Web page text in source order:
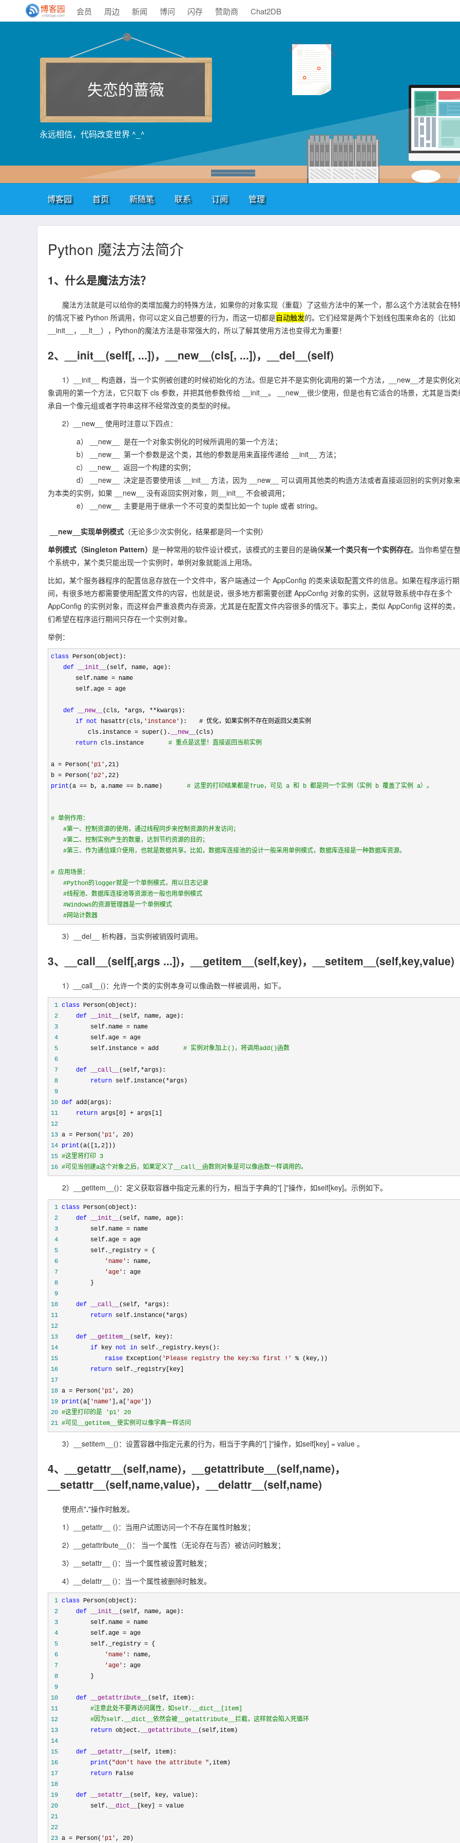
会员 周边 新闻 博问 闪存 赞助商 Chat2DB
失恋的蔷薇
永远相信，代码改变世界 ^_^
博客园 首页 新随笔 联系 订阅 管理
Python 魔法方法简介
1、什么是魔法方法？
魔法方法就是可以给你的类增加魔力的特殊方法，如果你的对象实现（重载）了这些方法中的某一个，那么这个方法就会在特
的情况下被 Python 所调用，你可以定义自己想要的行为，而这一切都是自动触发的。它们经常是两个下划线包围来命名的（比如
__init__，__lt__），Python的魔法方法是非常强大的，所以了解其使用方法也变得尤为重要！
2、__init__(self[, ...])，__new__(cls[, ...])，__del__(self)
1）__init__ 构造器，当一个实例被创建的时候初始化的方法。但是它并不是实例化调用的第一个方法，__new__才是实例化
象调用的第一个方法，它只取下 cls 参数，并把其他参数传给 __init__。 __new__很少使用，但是也有它适合的场景，尤其是当类
承自一个像元组或者字符串这样不经常改变的类型的时候。
2）__new__ 使用时注意以下四点：
a） __new__ 是在一个对象实例化的时候所调用的第一个方法；
b） __new__ 第一个参数是这个类，其他的参数是用来直接传递给 __init__ 方法；
c） __new__ 返回一个构建的实例；
d） __new__ 决定是否要使用该 __init__ 方法，因为 __new__ 可以调用其他类的构造方法或者直接返回别的实例对象
为本类的实例，如果 __new__ 没有返回实例对象，则__init__ 不会被调用；
e） __new__ 主要是用于继承一个不可变的类型比如一个 tuple 或者 string。
__new__实现单例模式 （无论多少次实例化，结果都是同一个实例）
单例模式（Singleton Pattern） 是一种常用的软件设计模式，该模式的主要目的是确保某一个类只有一个实例存在。当你希望在
个系统中，某个类只能出现一个实例时，单例对象就能派上用场。
比如，某个服务器程序的配置信息存放在一个文件中，客户端通过一个 AppConfig 的类来读取配置文件的信息。如果在程序运行期
间，有很多地方都需要使用配置文件的内容，也就是说，很多地方都需要创建 AppConfig 对象的实例，这就导致系统中存在多个
AppConfig 的实例对象，而这样会严重浪费内存资源，尤其是在配置文件内容很多的情况下。事实上，类似 AppConfig 这样的类
们希望在程序运行期间只存在一个实例对象。
举例：
class Person(object):
def
__init__
(self, name, age):
self.name = name
self.age = age
def __new__ (cls, *args, **kwargs):
if not hasattr(cls, 'instance ' ):　　# 优化，如果实例不存在则返回父类实例
cls.instance = super(). __new__
(cls)
return cls.instance # 重点是这里！直接返回当前实例
a = Person( ' p1 ' ,21 )
b = Person( ' p2 ' ,22
print (a == b, a.name == b.name) # 这里的打印结果都是True，可见 a 和 b 都是同一个实例（实例 b 覆盖了实例 a）。
# 单例作用：
#第一、控制资源的使用，通过线程同步来控制资源的并发访问；
#第二、控制实例产生的数量，达到节约资源的目的；
#第三、作为通信媒介使用，也就是数据共享。比如，数据库连接池的设计一般采用单例模式，数据库连接是一种数据库资源。
# 应用场景：
#Python的logger就是一个单例模式，用以日志记录
#线程池、数据库连接池等资源池一般也用单例模式
#Windows的资源管理器是一个单例模式
#网站计数器
3）__del__ 析构器，当实例被销毁时调用。
3、__call__(self[,args ...])，__getitem__(self,key)，__setitem__(self,key,value)
1）__call__()：允许一个类的实例本身可以像函数一样被调用，如下。
1 class
2
def __init__
3
         self.name =
4
         self.age =
5
         self.instance =
add
6
7
def __call__ (self,*
8
return self.instance(*
9
10 def
11
return args[0] + args[1
12
13 a = Person( ' p1 ' , 20
14 print (a([1,2
15 #这里将打印 3
16 #可见当创建a这个对象之后，如果定义了__call__函数则对象是可以像函数一样调用的。
2）__getitem__()：定义获取容器中指定元素的行为，相当于字典的"[ ]"操作，如self[key]。示例如下。
1 class
2
def __init__
3
         self.name =
4
         self.age =
5
         self._registry =
6
' name '
7
'age '
8
9
10
def __call__ (self, *
11
return self.instance(*
12
13
def __getitem__
14
if key not in
15
raise Exception( ' Please registry the key:%s first ! ' %
16
return
17
18 a = Person( ' p1 ' , 20
19 print (a[ ' name ' ],a[ 'age '
20 #这里打印的是 'p1' 20
21 #可见__getitem__使实例可以像字典一样访问
3）__setitem__()：设置容器中指定元素的行为，相当于字典的"[ ]"操作，如self[key] = value 。
4、__getattr__(self,name)，__getattribute__(self,name)，
__setattr__(self,name,value)，__delattr__(self,name)
使用点"."操作时触发。
1）__getattr__ ()：当用户试图访问一个不存在属性时触发；
2）__getattribute__()： 当一个属性（无论存在与否）被访问时触发；
3）__setattr__ ()：当一个属性被设置时触发；
4）__delattr__ ()：当一个属性被删除时触发。
1 class
2
def __init__
3
         self.name =
4
         self.age =
5
         self._registry =
6
' name '
7
'age '
8
9
10
def __getattribute__
11
#注意此处不要再访问属性，如self.__dict__[item]
12
#因为self.__dict__依然会被__getattribute__拦截，这样就会陷入死循环
13
return object. __getattribute__
14
15
def __getattr__
16
print ( "don't have the attribute "
17
return
18
19
def __setattr__
20
         self.
__dict__ [key] =
21
22
23 a = Person( ' p1 ' , 20